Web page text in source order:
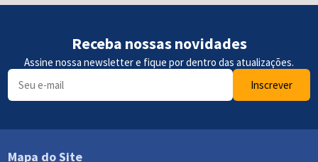
Receba nossas novidades
Assine nossa newsletter e fique por dentro das atualizações.
Inscrever
Mapa do Site